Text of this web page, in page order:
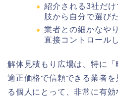
紹介される3社だ
肢から自分で選び
業者との細かなや
直接コントロール
解体見積もり広場は、特に「
適正価格で信頼できる業者
る個人にとって、非常に有